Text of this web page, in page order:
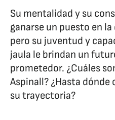
Su mentalidad y su
ganarse un puesto en
pero su juventud y
jaula le brindan un
prometedor. ¿Cuáles
Aspinall? ¿Hasta dónde
su trayectoria?